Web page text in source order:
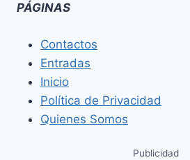
PÁGINAS
Contactos
Entradas
Inicio
Política de Privacidad
Quienes Somos
Publicidad